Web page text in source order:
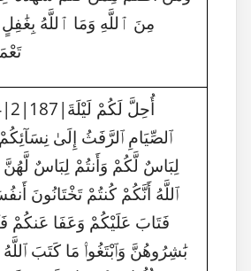
مِنَ ٱللَّهِ وَمَا ٱللَّهُ
194|2|187|أُحِلَّ
ٱلصِّيَامِ ٱلرَّفَثُ إِلَىٰ
لِبَاسٌ لَّكُمْ وَأَنتُمْ لِبَاسٌ
ٱللَّهُ أَنَّكُمْ كُنتُمْ تَخْتَانُونَ
فَتَابَ عَلَيْكُمْ وَعَفَا عَنكُمْ
بَٰشِرُوهُنَّ وَٱبْتَغُوا۟ مَا كَتَبَ